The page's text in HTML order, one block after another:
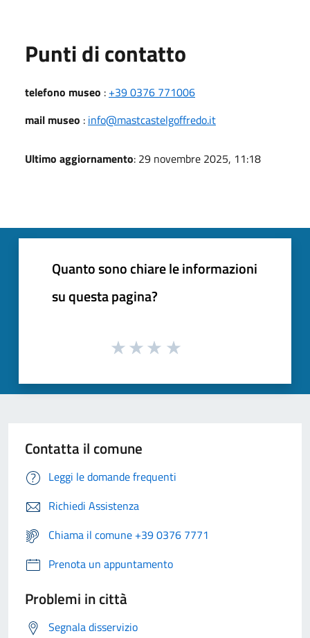
Punti di contatto
telefono museo : +39 0376 771006
mail museo : info@mastcastelgoffredo.it
Ultimo aggiornamento: 29 novembre 2025, 11:18
Quanto sono chiare le informazioni
su questa pagina?
Contatta il comune
Leggi le domande frequenti
Richiedi Assistenza
Chiama il comune +39 0376 7771
Prenota un appuntamento
Problemi in città
Segnala disservizio